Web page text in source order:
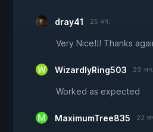
dray41 25 अग.
Very Nice!!! Thanks
WizardlyRing503 29 जन.
Worked as expected
MaximumTree835 22